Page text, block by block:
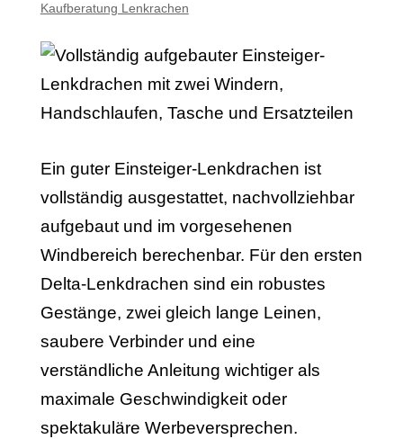
Kaufberatung Lenkrachen
Ein guter Einsteiger-Lenkdrachen ist
vollständig ausgestattet, nachvollziehbar
aufgebaut und im vorgesehenen
Windbereich berechenbar. Für den ersten
Delta-Lenkdrachen sind ein robustes
Gestänge, zwei gleich lange Leinen,
saubere Verbinder und eine
verständliche Anleitung wichtiger als
maximale Geschwindigkeit oder
spektakuläre Werbeversprechen.